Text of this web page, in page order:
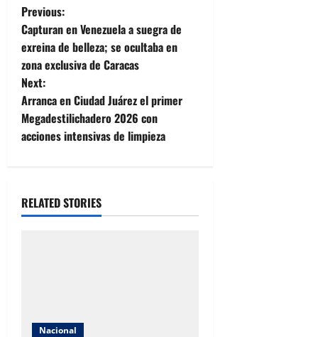
P
o
s
t
n
v
i
Previous:
Capturan en Venezuela a suegra de
exreina de belleza; se ocultaba en
zona exclusiva de Caracas
Next:
Arranca en Ciudad Juárez el primer
Megadestilichadero 2026 con
acciones intensivas de limpieza
RELATED STORIES
Nacional